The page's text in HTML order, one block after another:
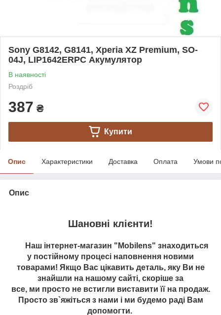
Sony G8142, G8141, Xperia XZ Premium, SO-
04J, LIP1642ERPC Акумулятор
В наявності
Роздріб
387 ₴
Купити
Опис Характеристики Доставка Оплата Умови
Опис
Шановні клієнти!
Наш інтернет-магазин "Mobilens" знаходиться
у постійному процесі наповнення новими
товарами! Якщо Вас цікавить деталь, яку Ви не
знайшли на нашому сайті, скоріше за
все, ми просто не встигли виставити її на продаж.
Просто зв`яжіться з нами і ми будемо раді Вам
допомогти.